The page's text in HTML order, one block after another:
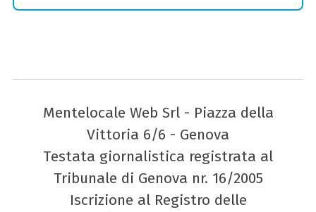
Mentelocale Web Srl - Piazza della
Vittoria 6/6 - Genova
Testata giornalistica registrata al
Tribunale di Genova nr. 16/2005
Iscrizione al Registro delle